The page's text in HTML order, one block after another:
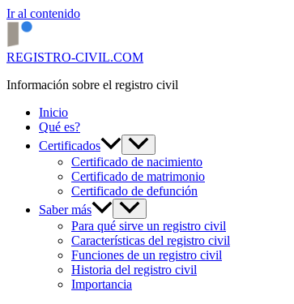
Ir al contenido
REGISTRO-CIVIL.COM
Información sobre el registro civil
Inicio
Qué es?
Certificados
Certificado de nacimiento
Certificado de matrimonio
Certificado de defunción
Saber más
Para qué sirve un registro civil
Características del registro civil
Funciones de un registro civil
Historia del registro civil
Importancia